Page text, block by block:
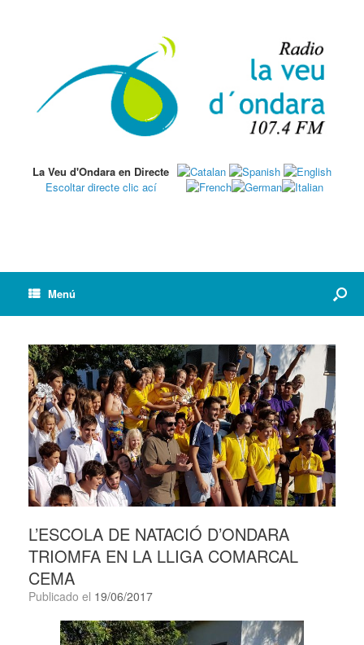
La Veu d'Ondara en Directe
Escoltar directe clic ací
Menú
L’ESCOLA DE NATACIÓ D’ONDARA
TRIOMFA EN LA LLIGA COMARCAL
CEMA
Publicado el 19/06/2017